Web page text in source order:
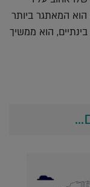
המאתגר ביותר
בינתיים, הוא ממשיך